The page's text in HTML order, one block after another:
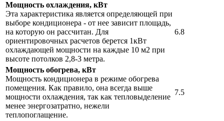
Мощность охлаждения, кВт
Эта характеристика является определяющей при
выборе кондиционера - от нее зависит площадь,
на которую он рассчитан. Для
ориентировочных расчетов берется 1кВт
охлаждающей мощности на каждые 10 м2 при
высоте потолков 2,8-3 метра.
6.8
Мощность обогрева, кВт
Мощность кондиционера в режиме обогрева
помещения. Как правило, она всегда выше
мощности охлаждения, так как тепловыделение
менее энергозатратно, нежели
теплопоглащение.
7.5